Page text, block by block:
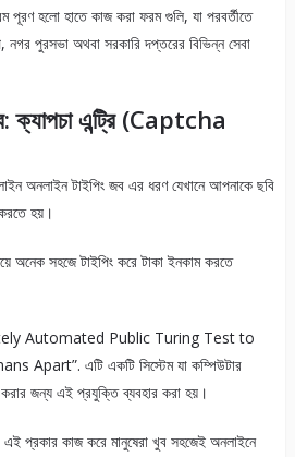
পূরণ হলো হাতে কাজ করা ফরম গুলি, যা পরবর্তীতে
পুরসভা অথবা সরকারি দপ্তরের বিভিন্ন সেবা
ক্যাপচা এন্ট্রি (Captcha
অনলাইন টাইপিং জব এর ধরণ যেখানে আপনাকে ছবি
হয়।
অনেক সহজে টাইপিং করে টাকা ইনকাম করতে
Automated Public Turing Test to
এটি একটি সিস্টেম যা কম্পিউটার
করার জন্য এই প্রযুক্তি ব্যবহার করা হয়।
প্রকার কাজ করে মানুষেরা খুব সহজেই অনলাইনে